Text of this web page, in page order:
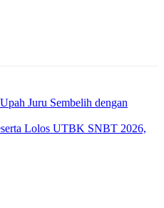
Juru Sembelih dengan
Lolos UTBK SNBT 2026,